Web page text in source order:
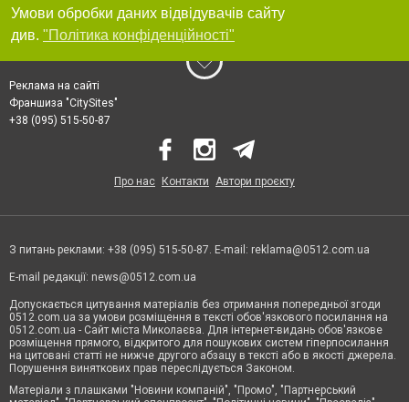
Умови обробки даних відвідувачів сайту
див. "Політика конфіденційності"
Реклама на сайті
Франшиза "CitySites"
+38 (095) 515-50-87
Про нас Контакти Автори проєкту
З питань реклами: +38 (095) 515-50-87. E-mail: reklama@0512.com.ua
E-mail редакції: news@0512.com.ua
Допускається цитування матеріалів без отримання попередньої згоди
0512.com.ua за умови розміщення в тексті обов'язкового посилання на
0512.com.ua - Сайт міста Миколаєва. Для інтернет-видань обов'язкове
розміщення прямого, відкритого для пошукових систем гіперпосилання
на цитовані статті не нижче другого абзацу в тексті або в якості джерела.
Порушення виняткових прав переслідується Законом.
Матеріали з плашками "Новини компаній", "Промо", "Партнерський